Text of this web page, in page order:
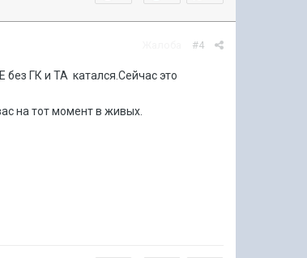
#4
ГК и ТА катался.Сейчас это
на тот момент в живых.